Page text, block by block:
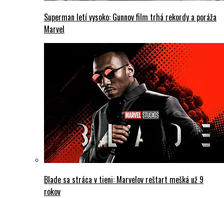
Superman letí vysoko: Gunnov film trhá rekordy a poráža
Marvel
Blade sa stráca v tieni: Marvelov reštart mešká už 9
rokov